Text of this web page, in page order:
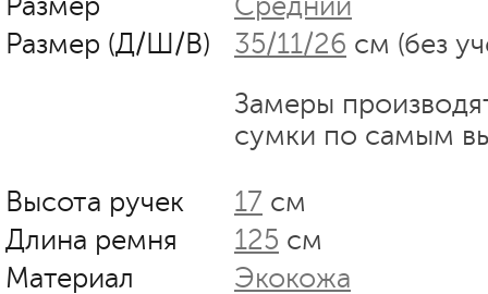
Размер (Д/Ш/В)
35/11/26 см (без
Замеры
сумки по самым
Высота ручек 17 см
Длина ремня
125 см
Материал
Экокожа